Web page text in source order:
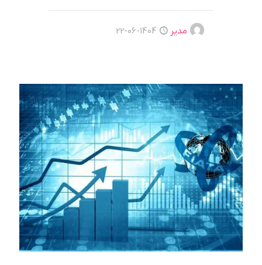
مدیر 1404-06-22